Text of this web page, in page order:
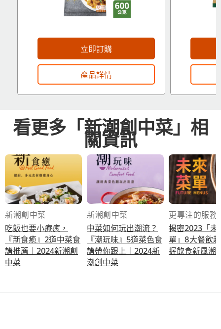
立即訂購
產品詳情
看更多「新潮創中菜」相
關資訊
新潮創中菜
吃飯也要小療癒，
『新食癒』2道中菜食
譜推薦｜2024新潮創
中菜
新潮創中菜
中菜如何玩出潮流？
『潮玩味』5道菜色食
譜帶你跟上｜2024新
潮創中菜
更專注的服務
揭密2023「未
單」8大餐飲
握飲食新風潮